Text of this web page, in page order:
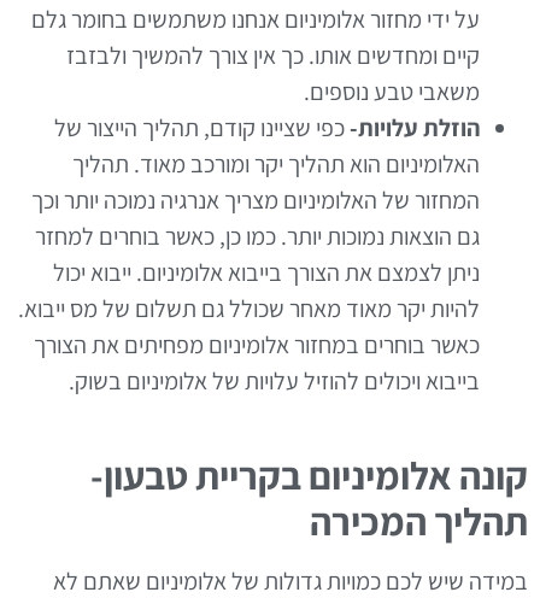
על ידי מחזור אלומיניום אנחנו משתמשים בחומר גלם
קיים ומחדשים אותו. כך אין צורך להמשיך ולבזבז
משאבי טבע נוספים.
הוזלת עלויות-כפי שציינו קודם, תהליך הייצור של
האלומיניום הוא תהליך יקר ומורכב מאוד. תהליך
המחזור של האלומיניום מצריך אנרגיה נמוכה יותר וכך
גם הוצאות נמוכות יותר. כמו כן, כאשר בוחרים למחזר
ניתן לצמצם את הצורך בייבוא אלומיניום. ייבוא יכול
להיות יקר מאוד מאחר שכולל גם תשלום של מס ייבוא.
כאשר בוחרים במחזור אלומיניום מפחיתים את הצורך
בייבוא ויכולים להוזיל עלויות של אלומיניום בשוק.
קונה אלומיניום בקריית טבעון-
תהליך המכירה
במידה שיש לכם כמויות גדולות של אלומיניום שאתם לא